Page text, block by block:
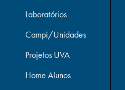
Laboratórios
Campi/Unidades
Projetos UVA
Home Alunos